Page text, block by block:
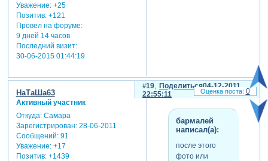
Уважение: +25
Позитив: +121
Провел на форуме:
9 дней 14 часов
Последний визит:
30-06-2015 01:44:19
Поделиться
19
04-12-2011
22:55:11
НаТаШа63
Активный участник
Откуда:Самара
Зарегистрирован: 28-06-2011
Сообщений:91
Уважение: +17
Позитив: +1439
бармалей
написал(а):
после этого
фото или
0